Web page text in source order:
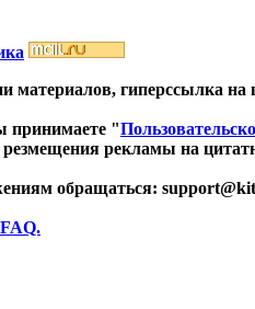
материалов, гиперссылка на
принимаете "
рекламы на
обращаться: